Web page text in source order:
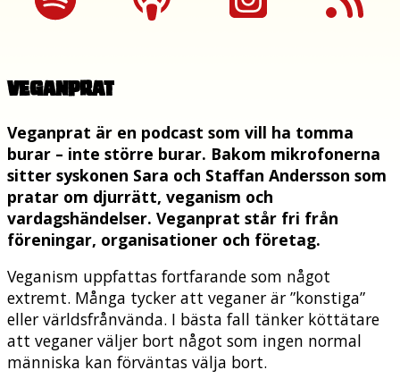
Veganprat
Veganprat är en podcast som vill ha tomma
burar – inte större burar. Bakom mikrofonerna
sitter syskonen Sara och Staffan Andersson som
pratar om djurrätt, veganism och
vardagshändelser. Veganprat står fri från
föreningar, organisationer och företag.
Veganism uppfattas fortfarande som något
extremt. Många tycker att veganer är ”konstiga”
eller världsfrånvända. I bästa fall tänker köttätare
att veganer väljer bort något som ingen normal
människa kan förväntas välja bort.